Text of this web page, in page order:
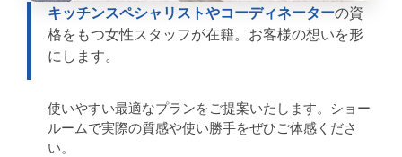
キッチンスペシャリストやコーディネーターの資
格をもつ女性スタッフが在籍。お客様の想いを形
にします。
使いやすい最適なプランをご提案いたします。ショー
ルームで実際の質感や使い勝手をぜひご体感くださ
い。